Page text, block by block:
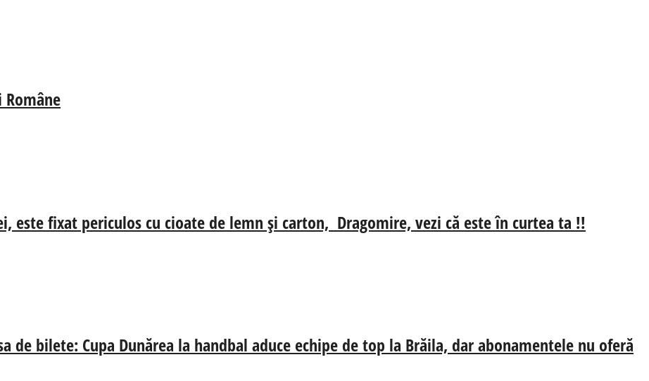
este fixat periculos cu cioate de lemn și carton, Dragomire, vezi că este în curtea ta !!
de bilete: Cupa Dunărea la handbal aduce echipe de top la Brăila, dar abonamentele nu oferă